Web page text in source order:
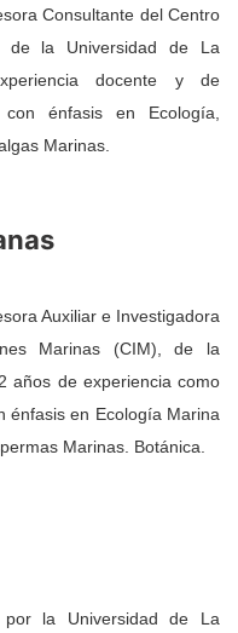
a quienes
de trabajo. Más
de la historia
de un
y una de las
Consultante del Centro
de la Universidad de La
docente y de
énfasis en Ecología,
Marinas.
Auxiliar e Investigadora
Marinas (CIM), de la
años de experiencia como
énfasis en Ecología Marina
Marinas. Botánica.
por la Universidad de La